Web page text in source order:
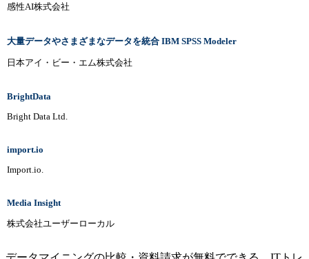
感性AI株式会社
大量データやさまざまなデータを統合 IBM SPSS Modeler
日本アイ・ビー・エム株式会社
BrightData
Bright Data Ltd.
import.io
Import.io.
Media Insight
株式会社ユーザーローカル